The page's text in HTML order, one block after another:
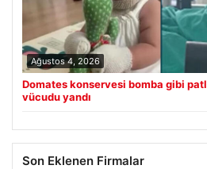
Ağustos 4, 2026
Domates konservesi bomba gibi
vücudu yandı
Son Eklenen Firmalar